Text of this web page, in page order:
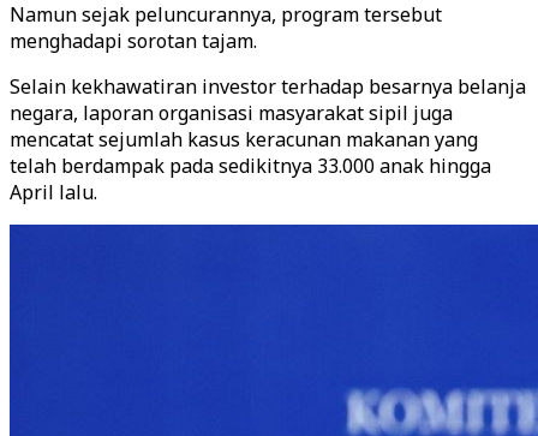
Namun sejak peluncurannya, program tersebut
menghadapi sorotan tajam.
Selain kekhawatiran investor terhadap besarnya belanja
negara, laporan organisasi masyarakat sipil juga
mencatat sejumlah kasus keracunan makanan yang
telah berdampak pada sedikitnya 33.000 anak hingga
April lalu.